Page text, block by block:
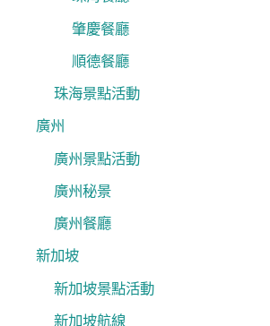
肇慶餐廳
順德餐廳
珠海景點活動
廣州
廣州景點活動
廣州秘景
廣州餐廳
新加坡
新加坡景點活動
新加坡航線